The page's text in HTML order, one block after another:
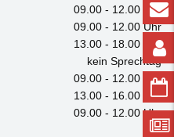
09.00 - 12.00 Uhr
09.00 - 12.00 Uhr
13.00 - 18.00 Uhr
kein Sprechtag
09.00 - 12.00 Uhr
13.00 - 16.00 Uhr
09.00 - 12.00 Uhr